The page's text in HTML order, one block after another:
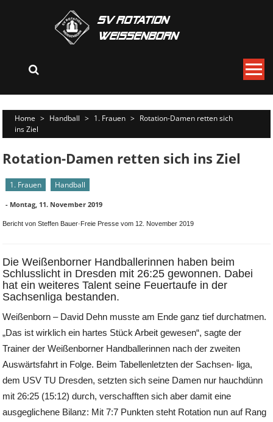
Home > Handball > 1. Frauen > Rotation-Damen retten sich
ins Ziel
Rotation-Damen retten sich ins Ziel
1. Frauen Handball
- Montag, 11. November 2019
Bericht von Steffen Bauer·Freie Presse vom 12. November 2019
Die Weißenborner Handballerinnen haben beim
Schlusslicht in Dresden mit 26:25 gewonnen. Dabei
hat ein weiteres Talent seine Feuertaufe in der
Sachsenliga bestanden.
Weißenborn – David Dehn musste am Ende ganz tief durchatmen.
„Das ist wirklich ein hartes Stück Arbeit gewesen“, sagte der
Trainer der Weißenborner Handballerinnen nach der zweiten
Auswärtsfahrt in Folge. Beim Tabellenletzten der Sachsen- liga,
dem USV TU Dresden, setzten sich seine Damen nur hauchdünn
mit 26:25 (15:12) durch, verschafften sich aber damit eine
ausgeglichene Bilanz: Mit 7:7 Punkten steht Rotation nun auf Rang